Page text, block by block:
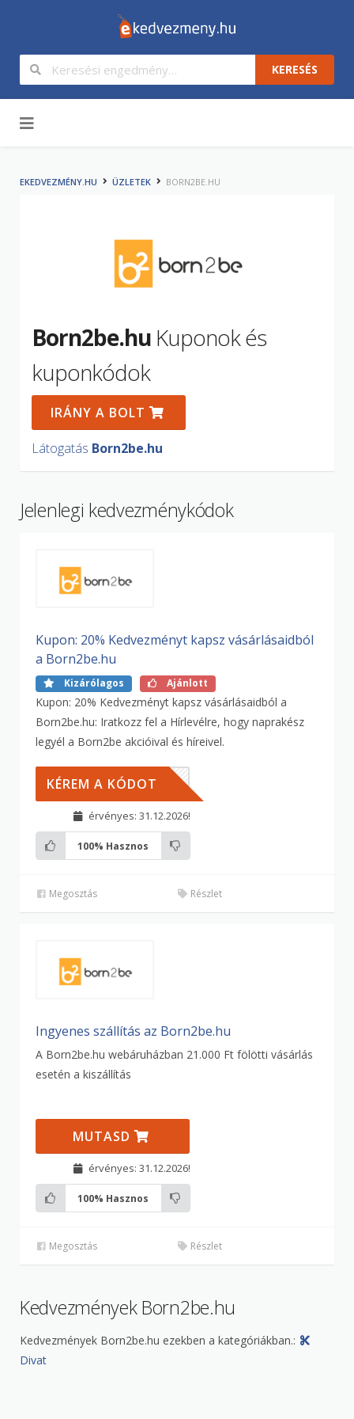
KERESÉS
EKEDVEZMÉNY.HU ÜZLETEK BORN2BE.HU
Born2be.hu Kuponok és
kuponkódok
IRÁNY A BOLT
Látogatás Born2be.hu
Jelenlegi kedvezménykódok
Kupon: 20% Kedvezményt kapsz vásárlásaidból
a Born2be.hu
Kizárólagos Ajánlott
Kupon: 20% Kedvezményt kapsz vásárlásaidból a
Born2be.hu: Iratkozz fel a Hírlevélre, hogy naprakész
legyél a Born2be akcióival és híreivel.
NNEK
KÉREM A KÓDOT
érvényes: 31.12.2026!
100% Hasznos
Megosztás Részlet
Ingyenes szállítás az Born2be.hu
A Born2be.hu webáruházban 21.000 Ft fölötti vásárlás
esetén a kiszállítás
MUTASD
érvényes: 31.12.2026!
100% Hasznos
Megosztás Részlet
Kedvezmények Born2be.hu
Kedvezmények Born2be.hu ezekben a kategóriákban.:
Divat